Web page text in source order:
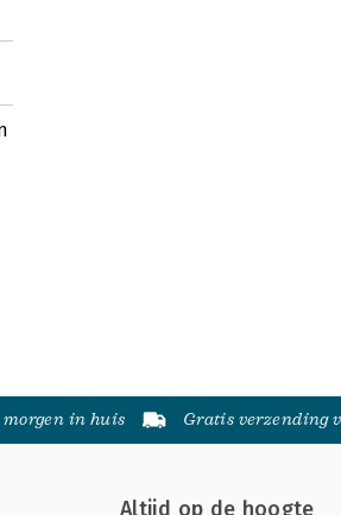
morgen in huis Gratis verzending
Altijd op de hoogte